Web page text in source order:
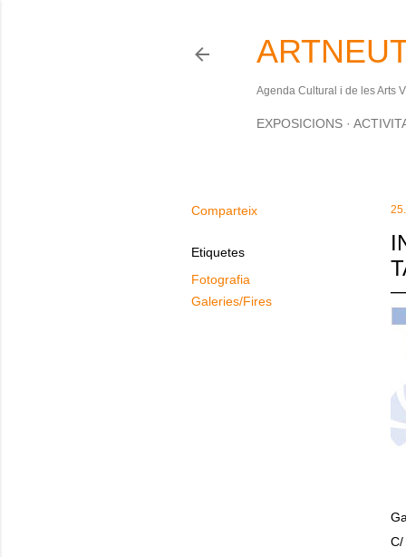
Agenda Cultural i de les Arts
EXPOSICIONS
Comparteix
Etiquetes
Fotografia
Galeries/Fires
C/